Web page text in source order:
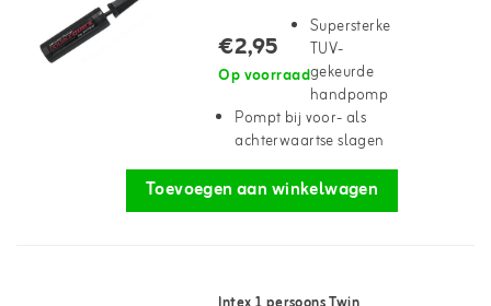
€2,95
Op voorraad
Supersterke
TUV-
gekeurde
handpomp
Pompt bij voor- als
achterwaartse slagen
Toevoegen aan winkelwagen